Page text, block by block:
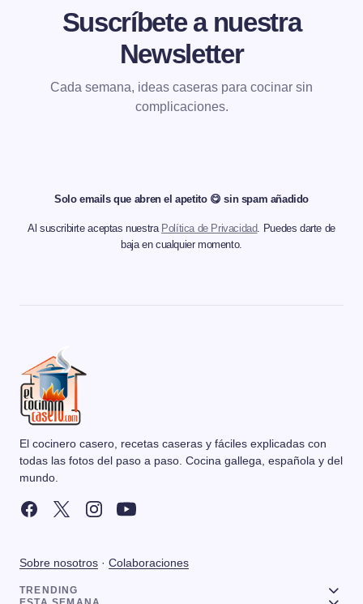
Suscríbete a nuestra
Newsletter
Cada semana, ideas caseras para cocinar sin
complicaciones.
Solo emails que abren el apetito 😋 sin spam añadido
Al suscribirte aceptas nuestra Política de Privacidad. Puedes darte de
baja en cualquier momento.
El cocinero casero, recetas caseras y fáciles explicadas con
todas las fotos del paso a paso. Cocina gallega, española y del
mundo.
Sobre nosotros · Colaboraciones
TRENDING